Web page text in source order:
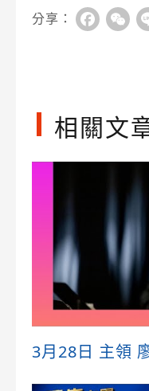
分享：
相關文
3月28日 主領